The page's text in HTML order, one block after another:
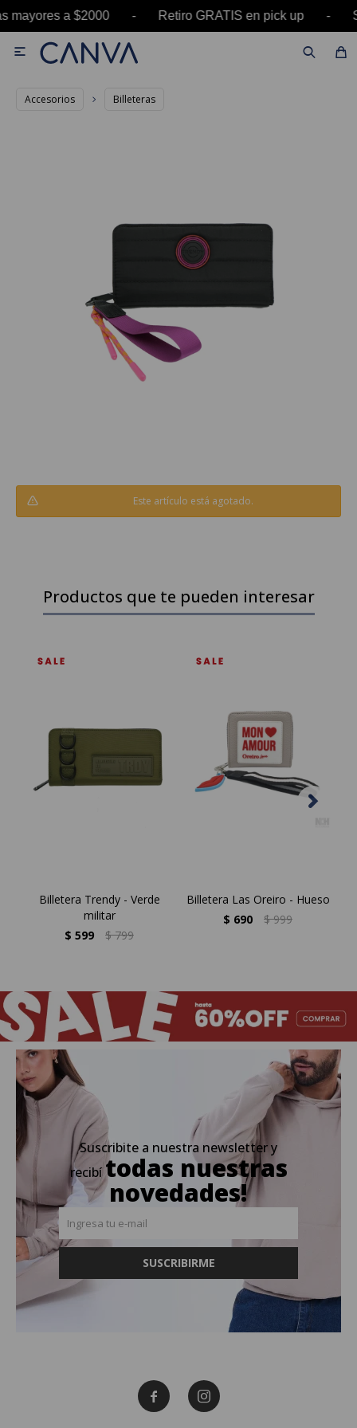
mayores a $2000 - Retiro GRATIS en pick up

Accesorios Billeteras
Este artículo está agotado.
Productos que te pueden interesar
Billetera Trendy - Verde
militar
$ 599 $ 799
Billetera Las Oreiro - Hueso
$ 690 $ 999
Suscribite a nuestra newsletter y
recibí todas nuestras
novedades!
SUSCRIBIRME
 